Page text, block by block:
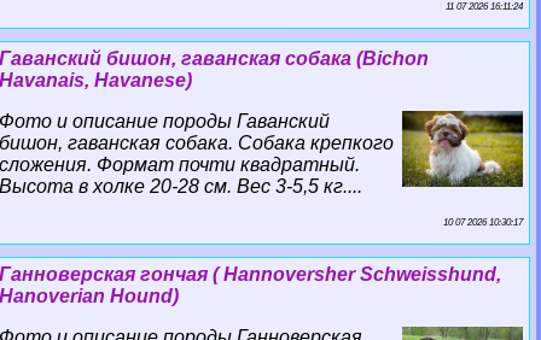
11 07 2026 16:11:24
Гаванский бишон, гаванская собака (Bichon
Havanais, Havanese)
Фото и описание породы Гаванский
бишон, гаванская собака. Собака крепкого
сложения. Формат почти квадратный.
Высота в холке 20-28 см. Вес 3-5,5 кг....
10 07 2026 10:30:17
Ганноверская гончая ( Hannoversher Schweisshund,
Hanoverian Hound)